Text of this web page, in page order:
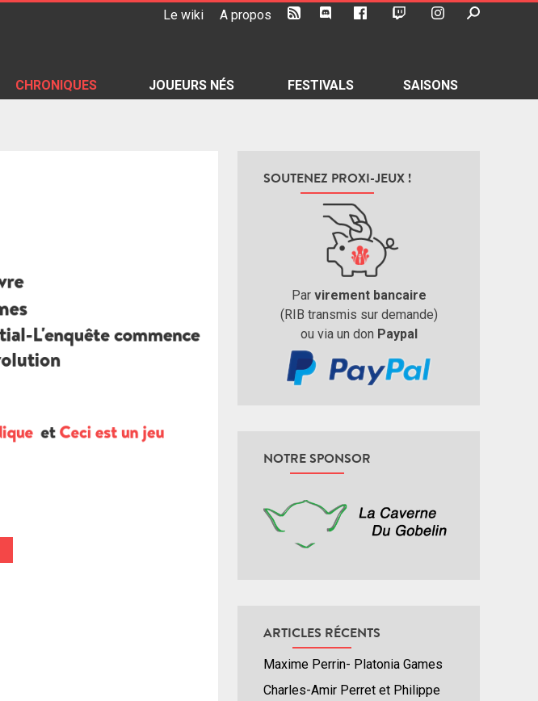
Le wiki A propos
CHRONIQUES JOUEURS NÉS FESTIVALS SAISONS
SOUTENEZ PROXI-JEUX !
Par virement bancaire
(RIB transmis sur demande)
ou via un don Paypal
NOTRE SPONSOR
ARTICLES RÉCENTS
Maxime Perrin- Platonia Games
Charles-Amir Perret et Philippe